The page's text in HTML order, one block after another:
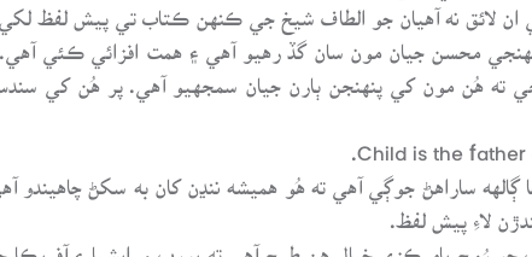
ان لائق نه آهيان جو الطاف شيخ جي ڪنهن ڪتاب تي پيش لفظ
محسن جيان مون سان گڏ رهيو آهي ۽ همت افزائي ڪئي آهي.
ته هُن مون کي پنهنجن ٻارن جيان سمجهيو آهي. پر هُن کي
Child is the father
ڳالهه ساراهڻ جوڳي آهي ته هُو هميشه ننڍن کان به سکڻ
لاءِ پيش لفظ.
جو رُوح يامرڪزي خيال هن طرح آهي ته يورپ ۾ ايشيا ۽ آفريڪا